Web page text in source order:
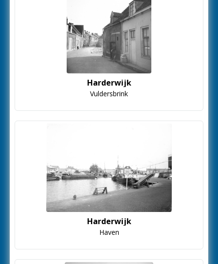
Harderwijk
Vuldersbrink
Harderwijk
Haven